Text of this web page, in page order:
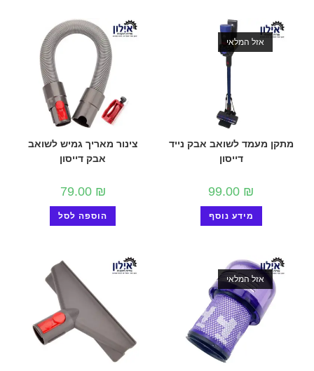
אזל המלאי
מתקן מעמד לשואב אבק נייד
דייסון
99.00 ₪
מידע נוסף
צינור מאריך גמיש לשואב
אבק דייסון
79.00 ₪
הוספה לסל
אזל המלאי